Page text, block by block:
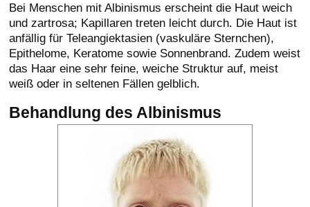
Bei Menschen mit Albinismus erscheint die Haut weich
und zartrosa; Kapillaren treten leicht durch. Die Haut ist
anfällig für Teleangiektasien (vaskuläre Sternchen),
Epithelome, Keratome sowie Sonnenbrand. Zudem weist
das Haar eine sehr feine, weiche Struktur auf, meist
weiß oder in seltenen Fällen gelblich.
Behandlung des Albinismus